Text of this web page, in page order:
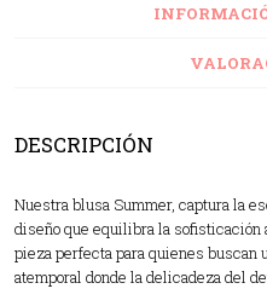
DESCRIPCIÓN
Nuestra blusa Summer, captura la
diseño que equilibra la
pieza perfecta para quienes buscan
atemporal donde la delicadeza del